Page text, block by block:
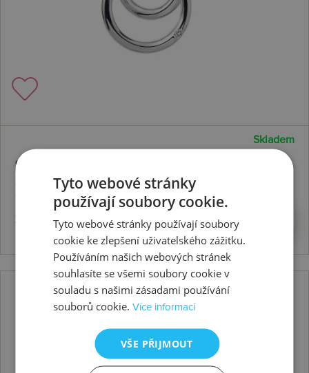
Skladem
Stříbrný přívěsek Eternity
Interlocking DP372
2936 Kč
Koupit
Tyto webové stránky
používají soubory cookie.
Tyto webové stránky používají soubory
cookie ke zlepšení uživatelského zážitku.
Používáním našich webových stránek
souhlasíte se všemi soubory cookie v
souladu s našimi zásadami používání
souborů cookie.Více informací
VŠE PŘIJMOUT